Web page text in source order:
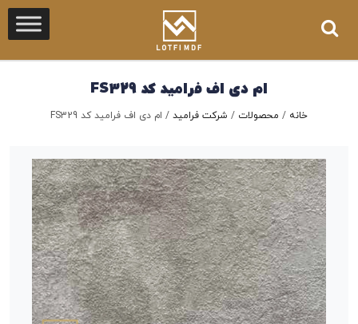
ام دی اف فرامید کد FS329
خانه / محصولات / شرکت فرامید / ام دی اف فرامید کد FS329